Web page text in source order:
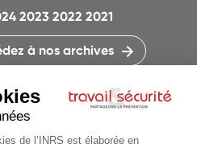
LA RÉDACTION
2023 2022 2021
à nos archives